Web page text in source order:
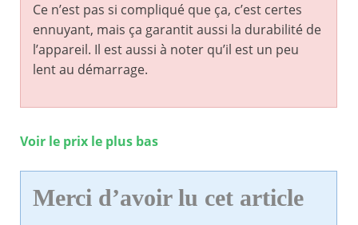
Ce n’est pas si compliqué que ça, c’est certes
ennuyant, mais ça garantit aussi la durabilité de
l’appareil. Il est aussi à noter qu’il est un peu
lent au démarrage.
Voir le prix le plus bas
Merci d’avoir lu cet article